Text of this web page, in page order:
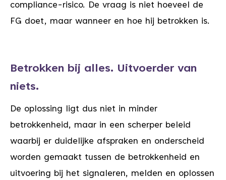
compliance-risico. De vraag is niet hoeveel de
FG doet, maar wanneer en hoe hij betrokken is.
Betrokken bij alles. Uitvoerder van
niets.
De oplossing ligt dus niet in minder
betrokkenheid, maar in een scherper beleid
waarbij er duidelijke afspraken en onderscheid
worden gemaakt tussen de betrokkenheid en
uitvoering bij het signaleren, melden en oplossen